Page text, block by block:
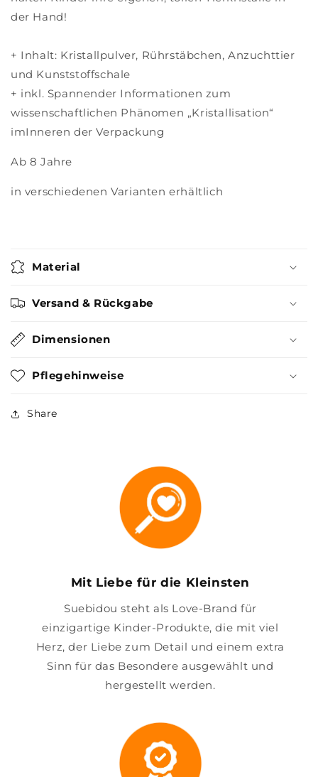
der Hand!
+ Inhalt: Kristallpulver, Rührstäbchen, Anzuchttier
und Kunststoffschale
+ inkl. Spannender Informationen zum
wissenschaftlichen Phänomen „Kristallisation“
imInneren der Verpackung
Ab 8 Jahre
in verschiedenen Varianten erhältlich
Material
Versand & Rückgabe
Dimensionen
Pflegehinweise
Share
Mit Liebe für die Kleinsten
Suebidou steht als Love-Brand für
einzigartige Kinder-Produkte, die mit viel
Herz, der Liebe zum Detail und einem extra
Sinn für das Besondere ausgewählt und
hergestellt werden.